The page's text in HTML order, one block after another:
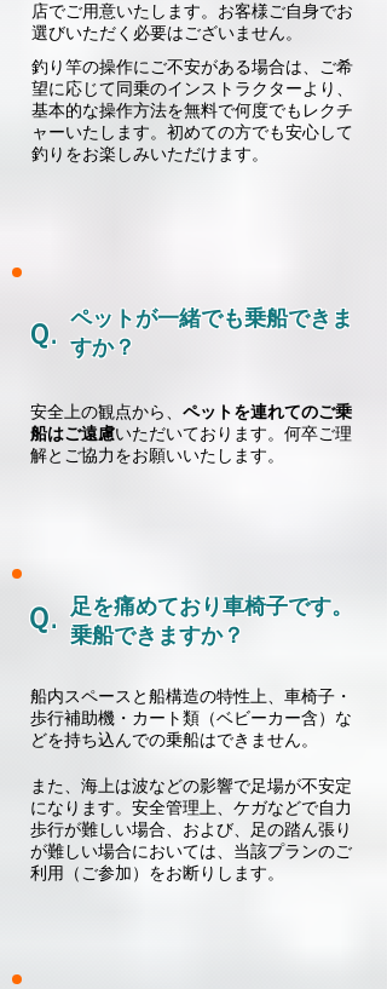
店でご用意いたします。お客様ご自身でお
選びいただく必要はございません。
釣り竿の操作にご不安がある場合は、ご希
望に応じて同乗のインストラクターより、
基本的な操作方法を無料で何度でもレクチ
ャーいたします。初めての方でも安心して
釣りをお楽しみいただけます。
Ｑ. ​ペットが一緒でも乗船できま
すか？
安全上の観点から、 ペットを連れてのご乗
船はご遠慮いただいております。何卒ご理
解とご協力をお願いいたします。
Ｑ.
​足を痛めており車椅子です。
乗船できますか？
​船内スペースと船構造の特性上、車椅子・
歩行補助機・カート類（ベビーカー含）な
どを持ち込んでの乗船はできません。
また、海上は波などの影響で足場が不安定
になります。安全管理上、ケガなどで自力
歩行が難しい場合、および、足の踏ん張り
が難しい場合においては、当該プランのご
利用（ご参加）をお断りします。